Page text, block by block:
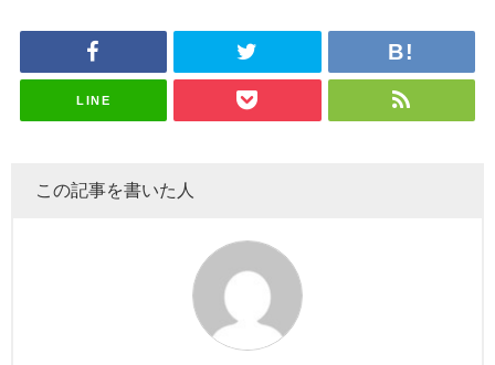
がこちら
ざわつかせ
「ラヴィッ
スタジオ出
ざわつかせ
さんに恐怖
ナンタラ】
LINE
この記事を書いた人